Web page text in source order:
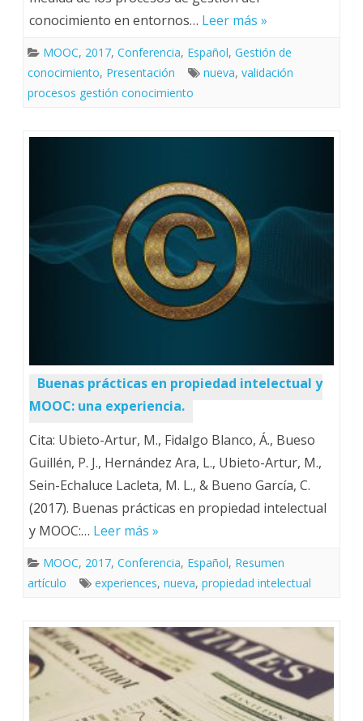
conocimiento en entornos… Leer más »
MOOC, 2017, Conferencia, Español, Gestión de
conocimiento, Presentación nueva, validación
procesos gestión conocimiento
Buenas prácticas en propiedad intelectual y
MOOC: una experiencia.
Cita: Ubieto-Artur, M., Fidalgo Blanco, Á., Bueso
Guillén, P. J., Hernández Ara, L., Ubieto-Artur, M.,
Sein-Echaluce Lacleta, M. L., & Bueno García, C.
(2017). Buenas prácticas en propiedad intelectual
y MOOC:… Leer más »
MOOC, 2017, Conferencia, Español, Resumen
artículo
experiences, nueva, propiedad intelectual